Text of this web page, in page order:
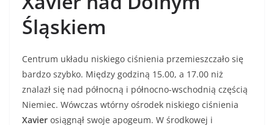
Śląskiem
Centrum układu niskiego ciśnienia przemieszczało się
bardzo szybko. Między godziną 15.00, a 17.00 niż
znalazł się nad północną i północno-wschodnią częścią
Niemiec. Wówczas wtórny ośrodek niskiego ciśnienia
Xavier osiągnął swoje apogeum. W środkowej i